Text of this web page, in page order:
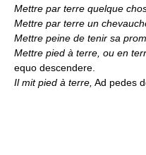
Mettre par terre quelque
Mettre par terre un
Mettre peine de tenir sa
Mettre pied à terre, ou en
equo descendere.
Il mit pied à terre, Ad pedes